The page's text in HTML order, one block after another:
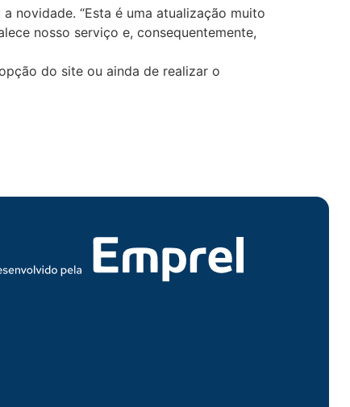
novidade. “Esta é uma atualização muito
nosso serviço e, consequentemente,
do site ou ainda de realizar o